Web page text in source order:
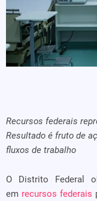
Recursos federais
Resultado é fruto de
fluxos de trabalho
O Distrito Federal
em recursos federais